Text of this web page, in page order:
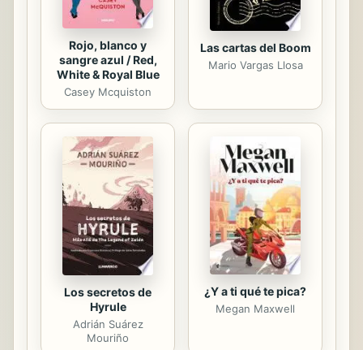
Rojo, blanco y
sangre azul / Red,
White & Royal Blue
Casey Mcquiston
Las cartas del Boom
Mario Vargas Llosa
Los secretos de
Hyrule
Adrián Suárez
Mouriño
¿Y a ti qué te pica?
Megan Maxwell